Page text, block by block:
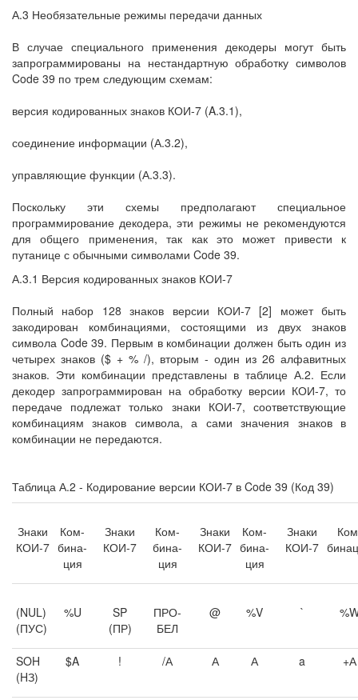
А.3 Необязательные режимы передачи данных
В случае специального применения декодеры могут быть
запрограммированы на нестандартную обработку символов
Code 39 по трем следующим схемам:
версия кодированных знаков КОИ-7 (A.3.1),
соединение информации (А.3.2),
управляющие функции (А.3.3).
Поскольку эти схемы предполагают специальное
программирование декодера, эти режимы не рекомендуются
для общего применения, так как это может привести к
путанице с обычными символами Code 39.
А.3.1 Версия кодированных знаков КОИ-7
Полный набор 128 знаков версии КОИ-7 [2] может быть
закодирован комбинациями, состоящими из двух знаков
символа Code 39. Первым в комбинации должен быть один из
четырех знаков ($ + % /), вторым - один из 26 алфавитных
знаков. Эти комбинации представлены в таблице А.2. Если
декодер запрограммирован на обработку версии КОИ-7, то
передаче подлежат только знаки КОИ-7, соответствующие
комбинациям знаков символа, а сами значения знаков в
комбинации не передаются.
Таблица А.2 - Кодирование версии КОИ-7 в Code 39 (Код 39)
Знаки
КОИ-7
Ком-
бина-
ция
Знаки
КОИ-7
Ком-
бина-
ция
Знаки
КОИ-7
Ком-
бина-
ция
Знаки
КОИ-7
(NUL)
(ПУС)
%U
SP
(ПР)
ПРО-
БЕЛ
@ %V `
SOH
(HЗ)
$A ! /А А А a +А